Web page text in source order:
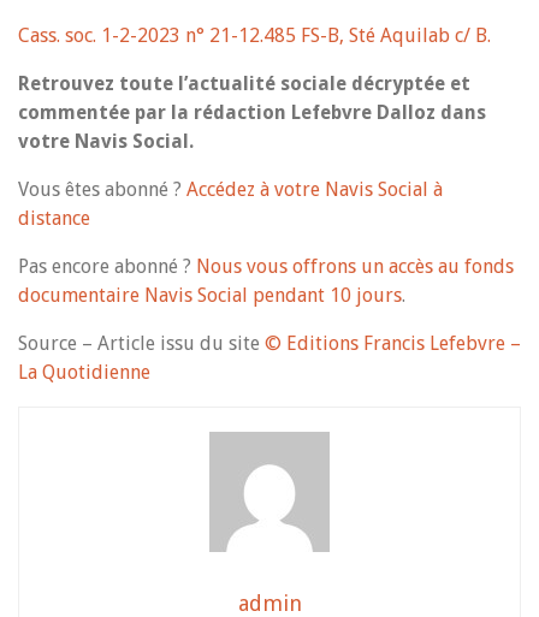
Cass. soc. 1-2-2023 n° 21-12.485 FS-B, Sté Aquilab c/ B.
Retrouvez toute l’actualité sociale décryptée et
commentée par la rédaction Lefebvre Dalloz dans
votre Navis Social.
Vous êtes abonné ? Accédez à votre Navis Social à
distance
Pas encore abonné ? Nous vous offrons un accès au fonds
documentaire Navis Social pendant 10 jours.
Source – Article issu du site © Editions Francis Lefebvre –
La Quotidienne
admin